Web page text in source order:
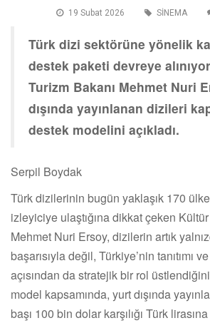
19 Subat 2026 SİNEMA
Türk dizi sektörüne yönelik
destek paketi devreye
Turizm Bakanı Mehmet Nuri
dışında yayınlanan dizileri
destek modelini açıkladı.
Serpil Boydak
Türk dizilerinin bugün yaklaşık 170
izleyiciye ulaştığına dikkat çeken
Mehmet Nuri Ersoy, dizilerin artık
başarısıyla değil, Türkiye’nin tanıtımı
açısından da stratejik bir rol
model kapsamında, yurt dışında
başı 100 bin dolar karşılığı Türk